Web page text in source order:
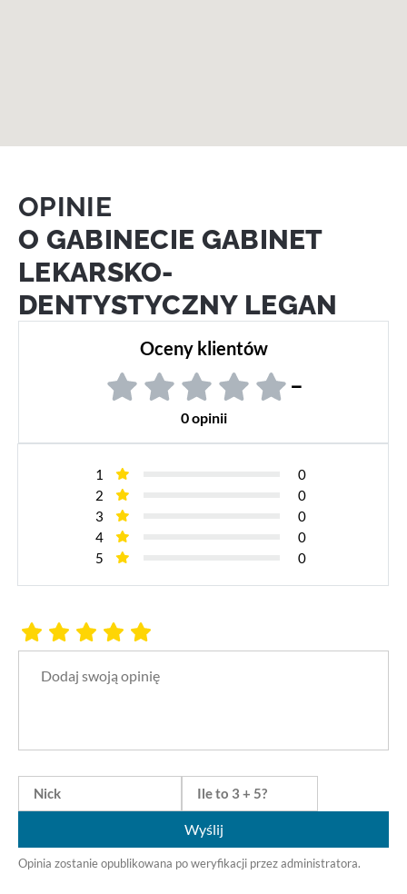
OPINIE
O GABINECIE GABINET
LEKARSKO-
DENTYSTYCZNY LEGAN
Oceny klientów
–
0 opinii
1
0
2
0
3
0
4
0
5
0
Wyślij
Opinia zostanie opublikowana po weryfikacji przez administratora.